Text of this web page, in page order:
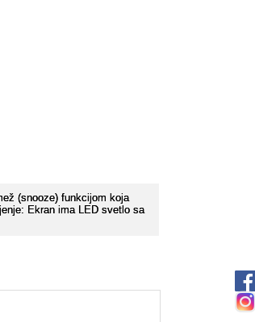
(snooze) funkcijom koja
Ekran ima LED svetlo sa